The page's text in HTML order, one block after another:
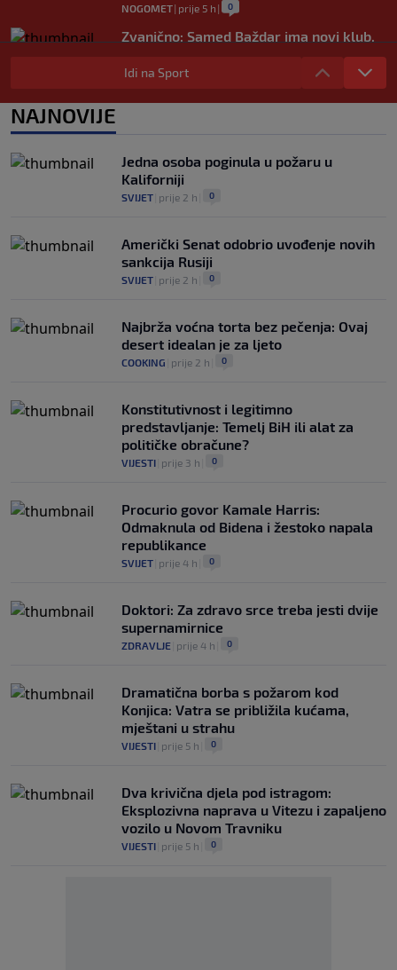
NOGOMET| prije 5 h | 0
Zvanično: Samed Baždar ima novi klub,
zadužio broj sa velikom "težinom"
NOGOMET|prije 7 h
Prije nekoliko godina zaludjela je
Idi na Sport
NAJNOVIJE
Jedna osoba poginula u požaru u
Kaliforniji
SVIJET prije 2 h 0
Američki Senat odobrio uvođenje novih
sankcija Rusiji
SVIJET prije 2 h 0
Najbrža voćna torta bez pečenja: Ovaj
desert idealan je za ljeto
COOKING prije 2 h 0
Konstitutivnost i legitimno
predstavljanje: Temelj BiH ili alat za
političke obračune?
VIJESTI prije 3 h 0
Procurio govor Kamale Harris:
Odmaknula od Bidena i žestoko napala
republikance
SVIJET prije 4 h 0
Doktori: Za zdravo srce treba jesti dvije
supernamirnice
ZDRAVLJE prije 4 h 0
Dramatična borba s požarom kod
Konjica: Vatra se približila kućama,
mještani u strahu
VIJESTI prije 5 h 0
Dva krivična djela pod istragom:
Eksplozivna naprava u Vitezu i zapaljeno
vozilo u Novom Travniku
VIJESTI prije 5 h 0